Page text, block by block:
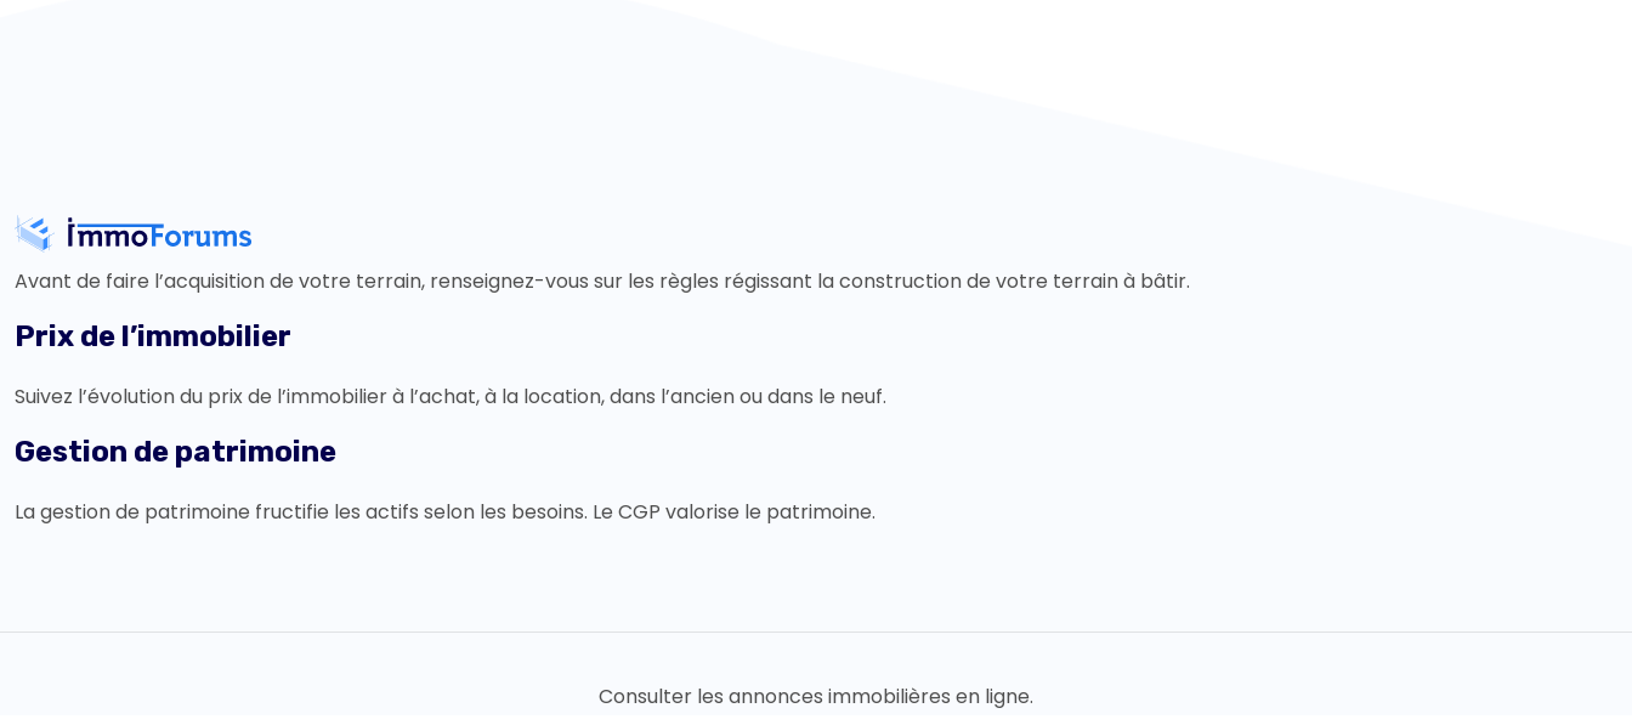
Avant de faire l’acquisition de votre terrain, renseignez-vous sur les règles régissant la construction de votre terrain à bâtir.
Prix de l’immobilier
Suivez l’évolution du prix de l’immobilier à l’achat, à la location, dans l’ancien ou dans le neuf.
Gestion de patrimoine
La gestion de patrimoine fructifie les actifs selon les besoins. Le CGP valorise le patrimoine.
Consulter les annonces immobilières en ligne.